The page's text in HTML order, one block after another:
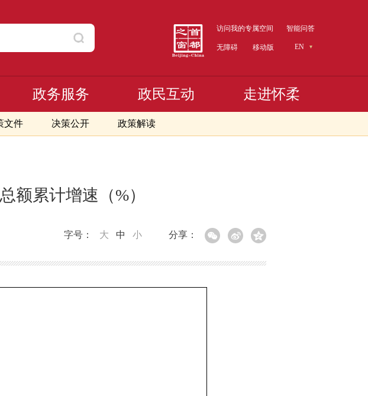
访问我的专属空间 智能问答
无障碍 移动版 EN
文件 决策公开 政策解读
政务服务 政民互动 走进怀柔
额累计增速（%）
分享：
字号： 大 中 小